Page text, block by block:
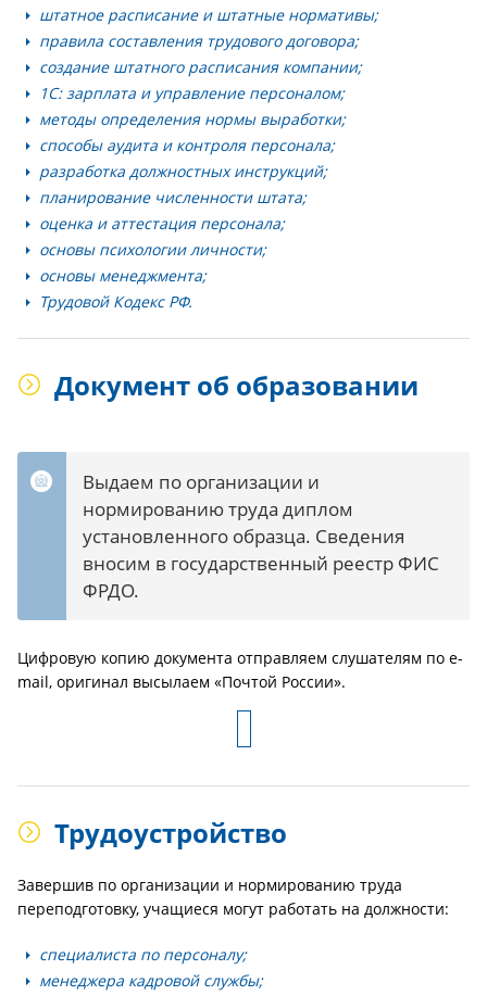
штатное расписание и штатные нормативы;
правила составления трудового договора;
создание штатного расписания компании;
1С: зарплата и управление персоналом;
методы определения нормы выработки;
способы аудита и контроля персонала;
разработка должностных инструкций;
планирование численности штата;
оценка и аттестация персонала;
основы психологии личности;
основы менеджмента;
Трудовой Кодекс РФ.
Документ об образовании
Выдаем по организации и
нормированию труда диплом
установленного образца. Сведения
вносим в государственный реестр ФИС
ФРДО.
Цифровую копию документа отправляем слушателям по e-
mail, оригинал высылаем «Почтой России».
Трудоустройство
Завершив по организации и нормированию труда
переподготовку, учащиеся могут работать на должности:
специалиста по персоналу;
менеджера кадровой службы;